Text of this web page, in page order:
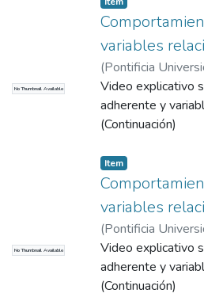
No Thumbnail Available
variables
(Pontificia
2015 )Correa
Video explicativo
adherente y
(Continuación)
No Thumbnail Available
Item
variables
(Pontificia
2015 )Correa
Video explicativo
adherente y
(Continuación)